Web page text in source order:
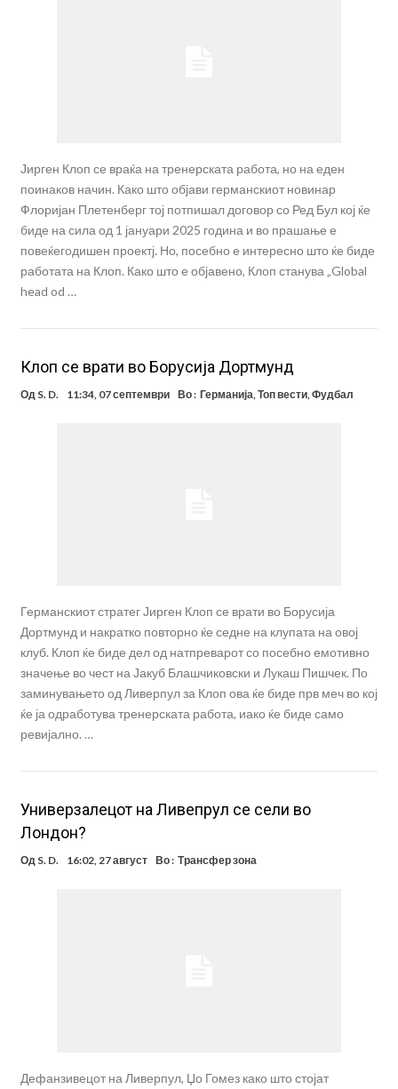
Јирген Клоп се враќа на тренерската работа, но на еден
поинаков начин. Како што објави германскиот новинар
Флоријан Плетенберг тој потпишал договор со Ред Бул кој ќе
биде на сила од 1 јануари 2025 година и во прашање е
повеќегодишен проектј. Но, посебно е интересно што ќе биде
работата на Клоп. Како што е објавено, Клоп станува „Global
head od …
Клоп се врати во Борусија Дортмунд
Од S. D. 11:34, 07 септември Во : Германија,Топ вести,Фудбал
Германскиот стратег Јирген Клоп се врати во Борусија
Дортмунд и накратко повторно ќе седне на клупата на овој
клуб. Клоп ќе биде дел од натпреварот со посебно емотивно
значење во чест на Јакуб Блашчиковски и Лукаш Пишчек. По
заминувањето од Ливерпул за Клоп ова ќе биде прв меч во кој
ќе ја одработува тренерската работа, иако ќе биде само
ревијално. …
Универзалецот на Ливепрул се сели во
Лондон?
Од S. D. 16:02, 27 август Во : Трансфер зона
Дефанзивецот на Ливерпул, Џо Гомез како што стојат